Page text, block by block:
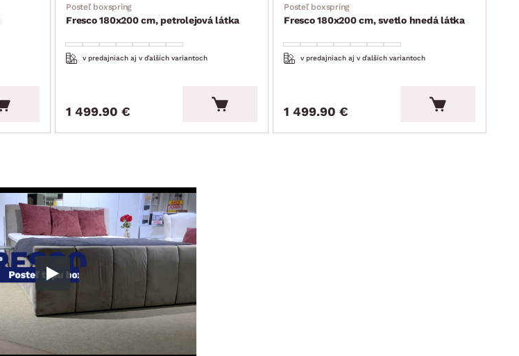
Posteľ boxspring
Fresco 180x200 cm, petrolejová látka
v predajniach aj v ďalších variantoch
1 499.90 €
Posteľ boxspring
Fresco 180x200 cm, svetlo hnedá látka
v predajniach aj v ďalších variantoch
1 499.90 €